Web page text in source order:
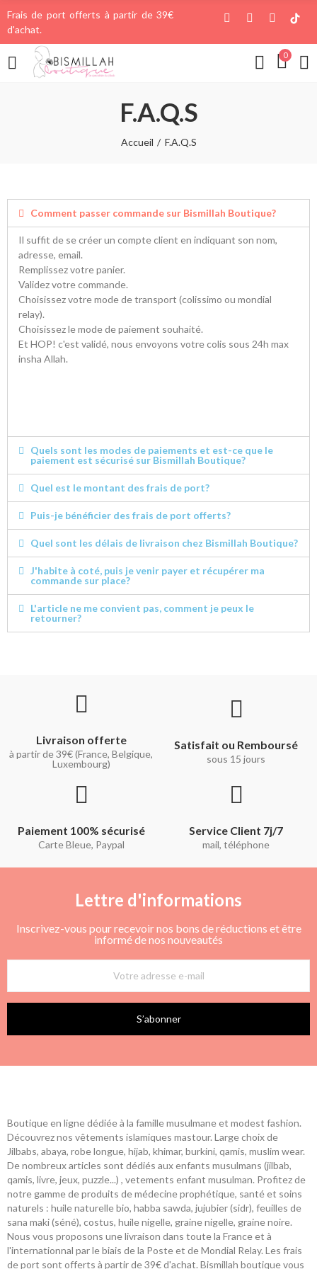
Frais de port offerts à partir de 39€
d'achat.
0
F.A.Q.S
Accueil F.A.Q.S
Comment passer commande sur Bismillah Boutique?
Il suffit de se créer un compte client en indiquant son nom,
adresse, email.
Remplissez votre panier.
Validez votre commande.
Choisissez votre mode de transport (colissimo ou mondial
relay).
Choisissez le mode de paiement souhaité.
Et HOP! c'est validé, nous envoyons votre colis sous 24h max
insha Allah.
Quels sont les modes de paiements et est-ce que le
paiement est sécurisé sur Bismillah Boutique?
Quel est le montant des frais de port?
Puis-je bénéficier des frais de port offerts?
Quel sont les délais de livraison chez Bismillah Boutique?
J'habite à coté, puis je venir payer et récupérer ma
commande sur place?
L'article ne me convient pas, comment je peux le
retourner?
Livraison offerte
à partir de 39€ (France, Belgique,
Luxembourg)
Satisfait ou Remboursé
sous 15 jours
Paiement 100% sécurisé
Carte Bleue, Paypal
Service Client 7j/7
mail, téléphone
Lettre d'informations
Inscrivez-vous pour recevoir nos bons de réductions et être
informé de nos nouveautés
S’abonner
Boutique en ligne dédiée à la famille musulmane et modest fashion.
Découvrez nos vêtements islamiques mastour. Large choix de
Jilbabs, abaya, robe longue, hijab, khimar, burkini, qamis, muslim wear.
De nombreux articles sont dédiés aux enfants musulmans (jilbab,
qamis, livre, jeux, puzzle...) , vetements enfant musulman. Profitez de
notre gamme de produits de médecine prophétique, santé et soins
naturels : huile naturelle bio, habba sawda, jujubier (sidr), feuilles de
sana maki (séné), costus, huile nigelle, graine nigelle, graine noire.
Nous vous proposons une livraison dans toute la France et à
l'internationnal par le biais de la Poste et de Mondial Relay. Les frais
de port sont offerts à partir de 39€ d'achat. Bismillah boutique vous